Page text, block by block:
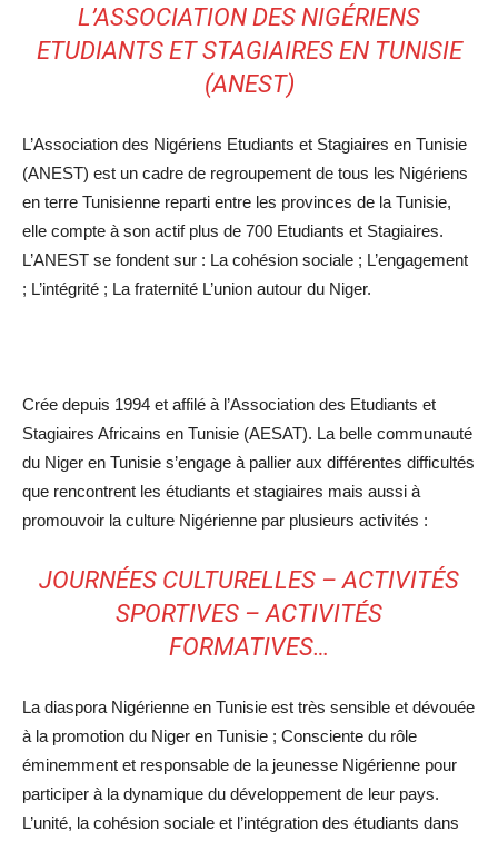
L’ASSOCIATION DES NIGÉRIENS
ETUDIANTS ET STAGIAIRES EN TUNISIE
(ANEST)
L’Association des Nigériens Etudiants et Stagiaires en Tunisie
(ANEST) est un cadre de regroupement de tous les Nigériens
en terre Tunisienne reparti entre les provinces de la Tunisie,
elle compte à son actif plus de 700 Etudiants et Stagiaires.
L’ANEST se fondent sur : La cohésion sociale ; L’engagement
; L’intégrité ; La fraternité L’union autour du Niger.
Crée depuis 1994 et affilé à l’Association des Etudiants et
Stagiaires Africains en Tunisie (AESAT). La belle communauté
du Niger en Tunisie s’engage à pallier aux différentes difficultés
que rencontrent les étudiants et stagiaires mais aussi à
promouvoir la culture Nigérienne par plusieurs activités :
JOURNÉES CULTURELLES – ACTIVITÉS
SPORTIVES – ACTIVITÉS
FORMATIVES…
La diaspora Nigérienne en Tunisie est très sensible et dévouée
à la promotion du Niger en Tunisie ; Consciente du rôle
éminemment et responsable de la jeunesse Nigérienne pour
participer à la dynamique du développement de leur pays.
L’unité, la cohésion sociale et l’intégration des étudiants dans